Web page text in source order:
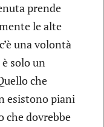
prende
le alte
una volontà
solo un
che
esistono piani
che dovrebbe